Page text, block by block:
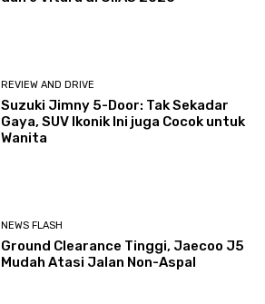
REVIEW AND DRIVE
Suzuki Jimny 5-Door: Tak Sekadar
Gaya, SUV Ikonik Ini juga Cocok untuk
Wanita
NEWS FLASH
Ground Clearance Tinggi, Jaecoo J5
Mudah Atasi Jalan Non-Aspal